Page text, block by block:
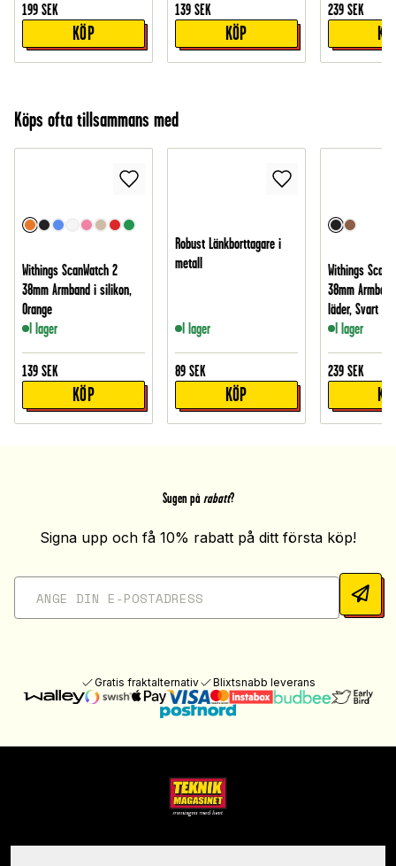
199 SEK
KÖP
139 SEK
KÖP
239 SEK
Köps ofta tillsammans med
Withings ScanWatch 2
38mm Armband i silikon,
Orange
I lager
139 SEK
KÖP
Robust Länkborttagare i
metall
I lager
89 SEK
KÖP
Withings
38mm
läder, Svart
I lager
239 SEK
Sugen på rabatt?
Signa upp och få 10% rabatt på ditt första köp!
Gratis fraktalternativ Blixtsnabb leverans